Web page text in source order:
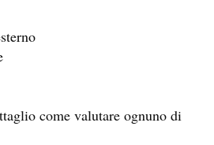
come valutare ognuno di